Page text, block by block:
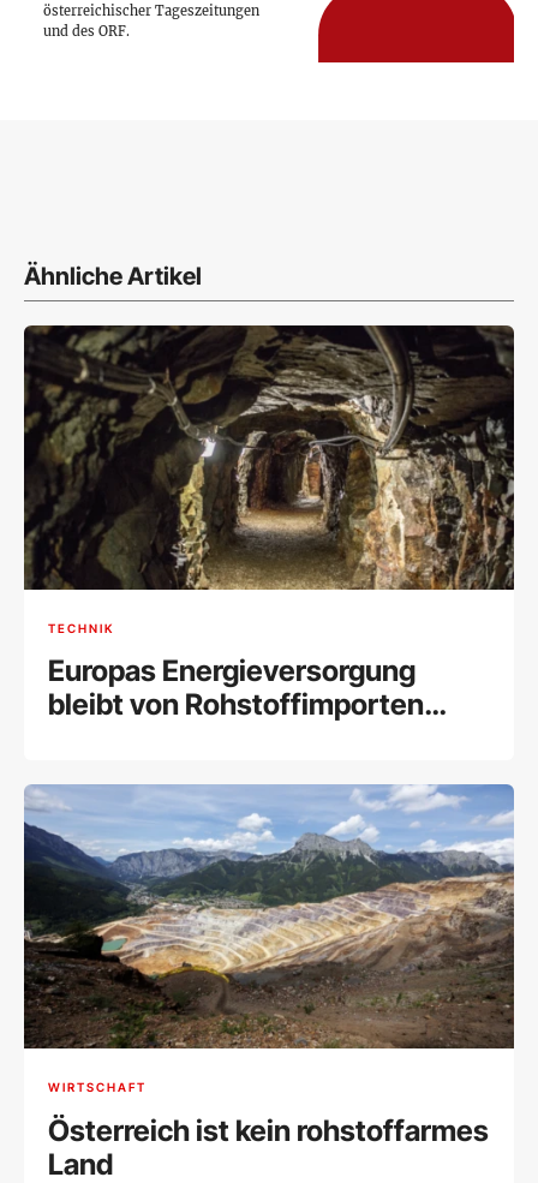
österreichischer Tageszeitungen
und des ORF.
Ähnliche Artikel
TECHNIK
Europas Energieversorgung
bleibt von Rohstoffimporten
WIRTSCHAFT
Österreich ist kein rohstoffarmes
Land